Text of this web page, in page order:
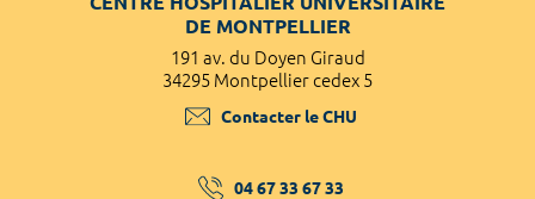
DE MONTPELLIER
191 av. du Doyen Giraud
34295 Montpellier cedex 5
Contacter le CHU
04 67 33 67 33